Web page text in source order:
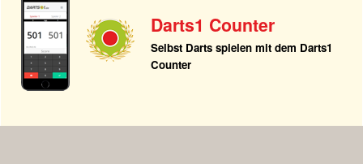
Darts1 Counter
Selbst Darts spielen mit dem Darts1
Counter